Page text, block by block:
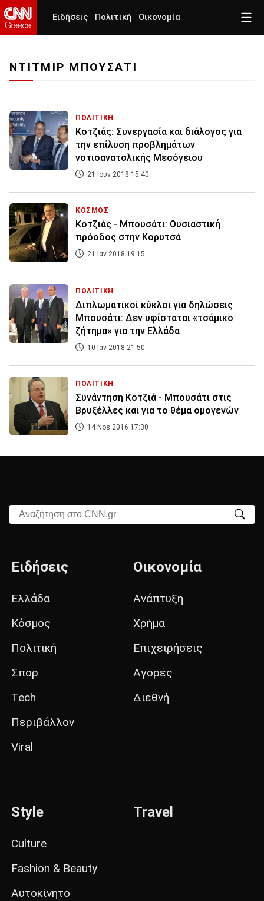
Ειδήσεις Πολιτική Οικονομία
ΝΤΙΤΜΙΡ ΜΠΟΥΣΑΤΙ
ΠΟΛΙΤΙΚΗ
Κοτζιάς: Συνεργασία και διάλογος για
την επίλυση προβλημάτων
νοτιοανατολικής Μεσόγειου
21 Ιουν 2018 15:40
ΚΟΣΜΟΣ
Κοτζιάς - Μπουσάτι: Ουσιαστική
πρόοδος στην Κορυτσά
21 Ιαν 2018 19:15
ΠΟΛΙΤΙΚΗ
Διπλωματικοί κύκλοι για δηλώσεις
Μπουσάτι: Δεν υφίσταται «τσάμικο
ζήτημα» για την Ελλάδα
10 Ιαν 2018 21:50
ΠΟΛΙΤΙΚΗ
Συνάντηση Κοτζιά - Μπουσάτι στις
Βρυξέλλες και για το θέμα ομογενών
14 Νοε 2016 17:30
Αναζήτηση στο CNN.gr
Ειδήσεις
Ελλάδα
Κόσμος
Πολιτική
Σπορ
Tech
Περιβάλλον
Viral
Οικονομία
Ανάπτυξη
Χρήμα
Επιχειρήσεις
Αγορές
Διεθνή
Style
Culture
Fashion & Beauty
Αυτοκίνητο
Travel